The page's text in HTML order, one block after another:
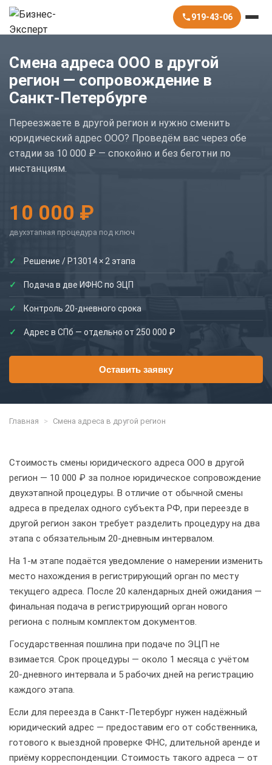
919-43-06
Смена адреса ООО в другой
регион — сопровождение в
Санкт-Петербурге
Переезжаете в другой регион и нужно сменить
юридический адрес ООО? Проведём вас через обе
стадии за 10 000 ₽ — спокойно и без беготни по
инстанциям.
10 000 ₽
двухэтапная процедура под ключ
Решение / Р13014 × 2 этапа
Подача в две ИФНС по ЭЦП
Контроль 20-дневного срока
Адрес в СПб — отдельно от 250 000 ₽
Оставить заявку
Главная > Смена адреса в другой регион
Стоимость смены юридического адреса ООО в другой
регион — 10 000 ₽ за полное юридическое сопровождение
двухэтапной процедуры. В отличие от обычной смены
адреса в пределах одного субъекта РФ, при переезде в
другой регион закон требует разделить процедуру на два
этапа с обязательным 20-дневным интервалом.
На 1-м этапе подаётся уведомление о намерении изменить
место нахождения в регистрирующий орган по месту
текущего адреса. После 20 календарных дней ожидания —
финальная подача в регистрирующий орган нового
региона с полным комплектом документов.
Государственная пошлина при подаче по ЭЦП не
взимается. Срок процедуры — около 1 месяца с учётом
20-дневного интервала и 5 рабочих дней на регистрацию
каждого этапа.
Если для переезда в Санкт-Петербург нужен надёжный
юридический адрес — предоставим его от собственника,
готового к выездной проверке ФНС, длительной аренде и
приёму корреспонденции. Стоимость такого адреса — от